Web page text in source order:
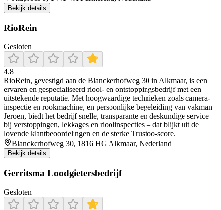
Bekijk details
RioRein
Gesloten
4.8
RioRein, gevestigd aan de Blanckerhofweg 30 in Alkmaar, is een
ervaren en gespecialiseerd riool- en ontstoppingsbedrijf met een
uitstekende reputatie. Met hoogwaardige technieken zoals camera-
inspectie en rookmachine, en persoonlijke begeleiding van vakman
Jeroen, biedt het bedrijf snelle, transparante en deskundige service
bij verstoppingen, lekkages en rioolinspecties – dat blijkt uit de
lovende klantbeoordelingen en de sterke Trustoo-score.
Blanckerhofweg 30, 1816 HG Alkmaar, Nederland
Bekijk details
Gerritsma Loodgietersbedrijf
Gesloten